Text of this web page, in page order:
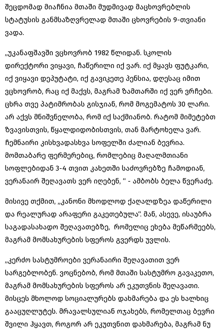
შეცდომად მიაჩნია მთაში მუდმივად მაცხოვრებლის
სტატუსის განმსაზღვრელად მთაში ცხოვრების 9-თვიანი
ვადა.
„უკანაფშავში ვცხოვრობ 1982 წლიდან. სკოლის
დირექტორი ვიყავი, ჩაწერილი იქ ვარ. იქ მყავს ფუტკარი,
იქ ვიყავი დეპუტატი, იქ გავიკეთე პენსია, დღესაც იმით
ვცხოვრობ, რაც იქ მაქვს, მაგრამ ზამთარში იქ ვერ ვრჩები.
ცხრა თვე პატიმრობას გისჯიან, რომ მოგემატოს 30 ლარი.
არ აქვს მნიშვნელობა, რომ იქ საქმიანობ. რატომ მიმეტებთ
ზვავისთვის, წყალდიდობისთვის, თან მარტოხელა ვარ.
ჩემნაირი კისხვადასხვა სოფელში ძალიან ბევრია.
მომთაბარე ფერმერებიც, რომლებიც მაღალმთიანი
სოფლებიდან 3-4 თვით კახეთში საძოვრებზე ჩამოდიან,
ვერანაირ შეღავათს ვერ იღებენ, “ - ამბობს ბელა წვერაძე.
მისივე თქმით, „კანონი მხოდლოდ ქაღალდზეა დაწერილი
და რეალურად არაფერი გაკეთებულა“. მან, ასევე, ისაუბრა
საგადასახადო შეღავათებზე, რომელიც ეხება მეწარმეებს,
მაგრამ მომსახურების სფეროს გვერდს უვლის.
„კერძო სასტუმროები ვერანაირი შეღავათით ვერ
სარგებლობენ. ვოცნებობ, რომ მთაში სასტუმრო გავაკეთო,
მაგრამ მომსახურების სფეროს არ ეკუთვნის შეღავათი.
მისცეს მხოლოდ სოციალურებს დახმარება და ეს ხალხიც
გააცუღლუტეს. მრავალსულიან ოჯახებს, რომელთაც ბევრი
შვილი ჰყავთ, როგორ არ ეკუთვნით დახმარება, მაგრამ ნუ